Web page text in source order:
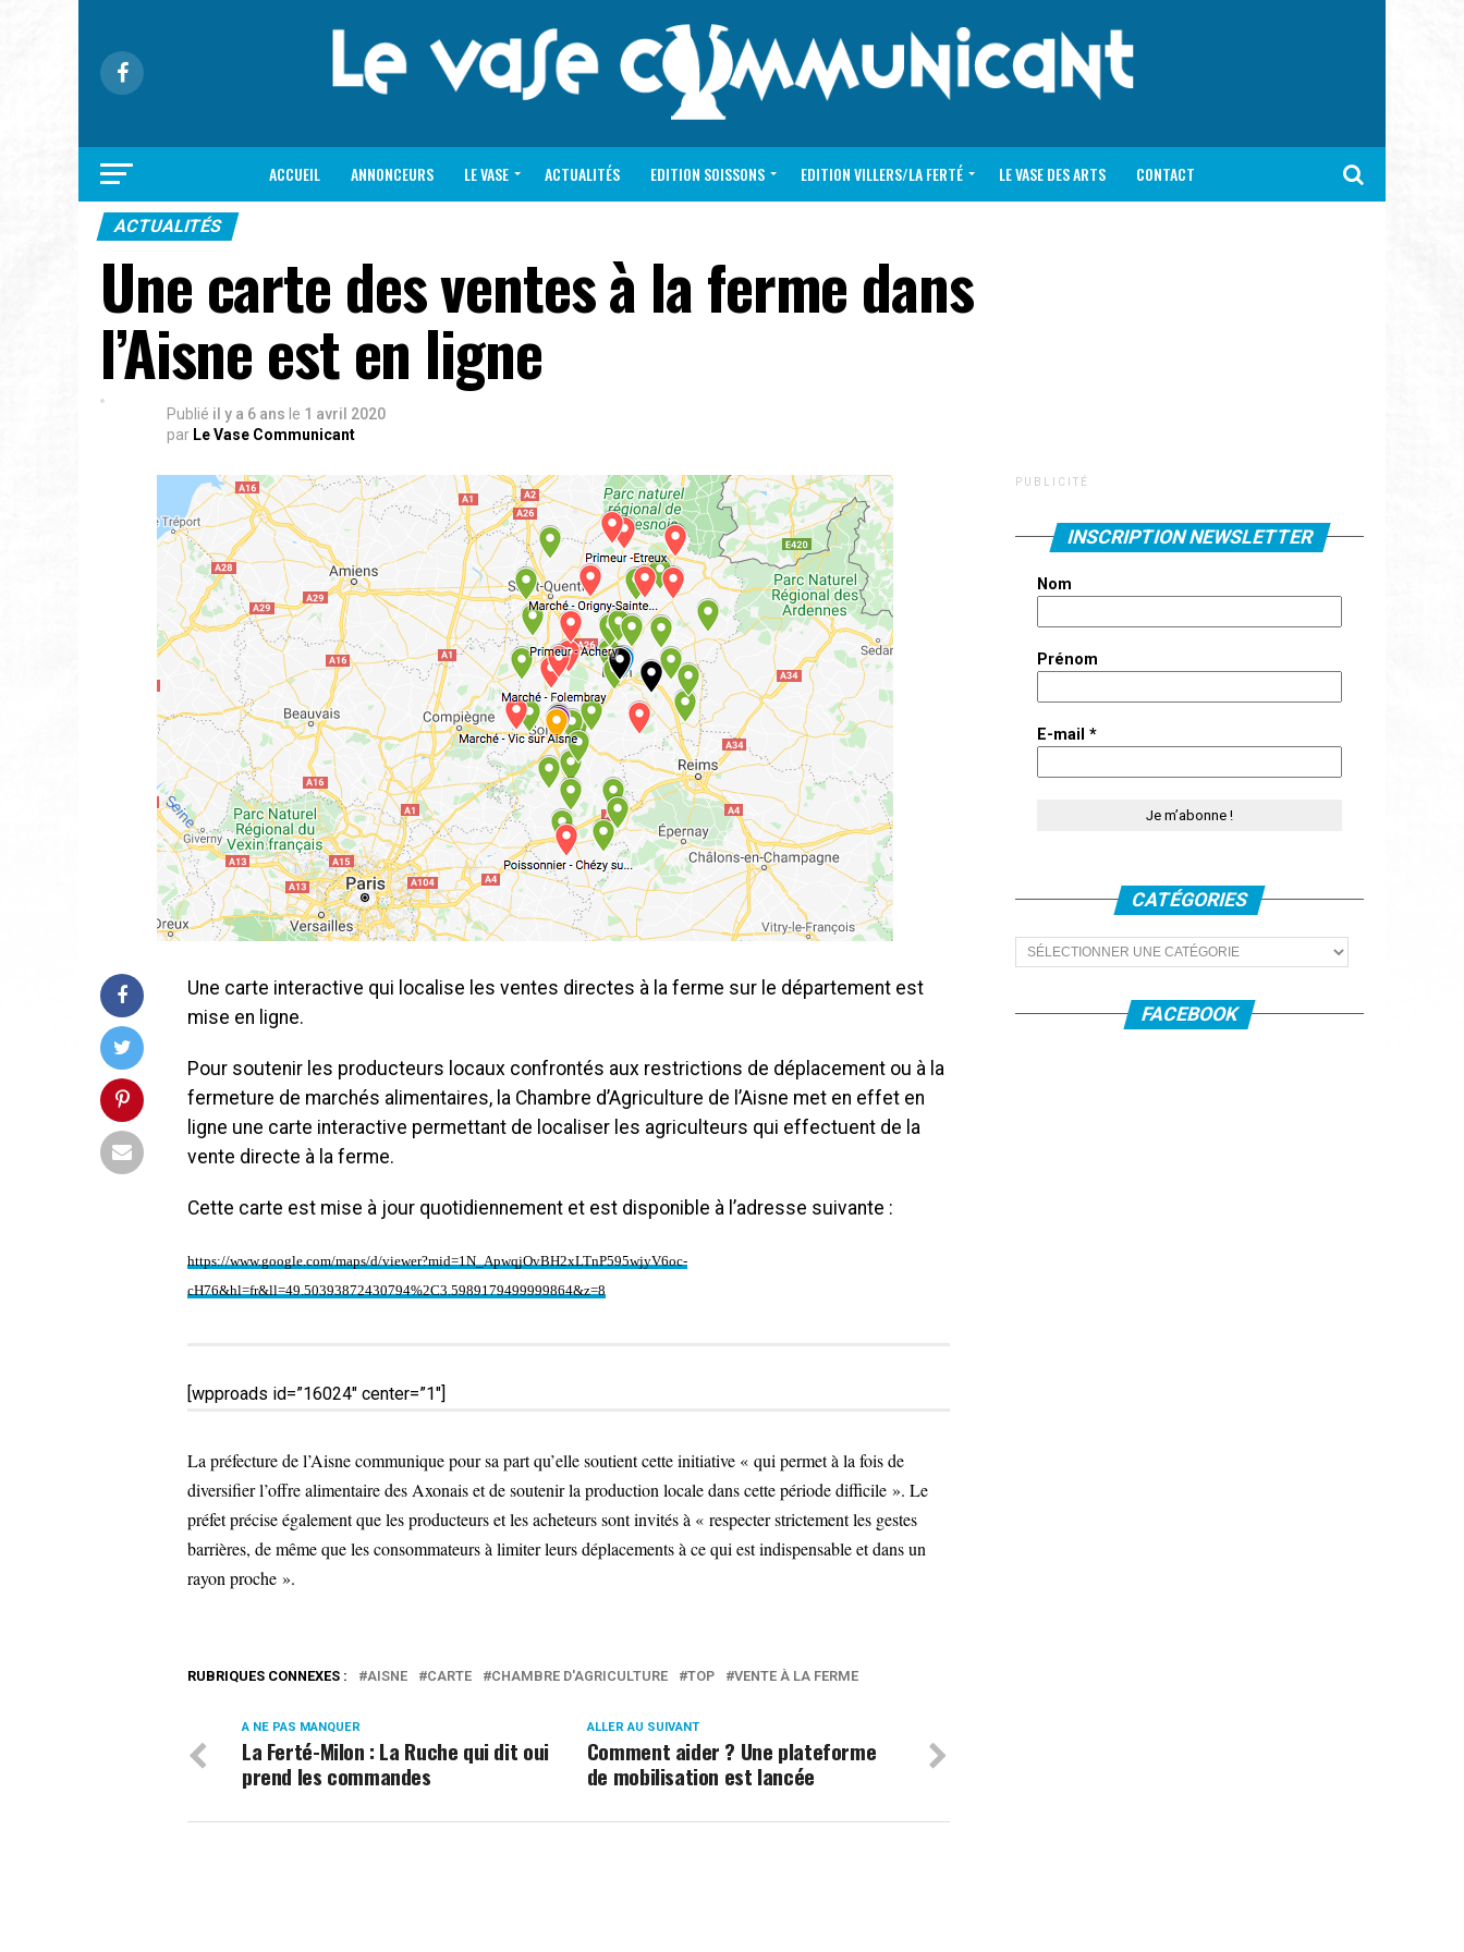
ACCUEIL ANNONCEURS LE VASE ACTUALITÉS EDITION SOISSONS EDITION VILLERS/LA FERTÉ LE VASE DES ARTS CONTACT
ACTUALITÉS
Une carte des ventes à la ferme dans
l’Aisne est en ligne
Publié il y a 6 ans le 1 avril 2020
par Le Vase Communicant
Une carte interactive qui localise les ventes directes à la ferme sur le département est
mise en ligne.
Pour soutenir les producteurs locaux confrontés aux restrictions de déplacement ou à la
fermeture de marchés alimentaires, la Chambre d’Agriculture de l’Aisne met en effet en
ligne une carte interactive permettant de localiser les agriculteurs qui effectuent de la
vente directe à la ferme.
Cette carte est mise à jour quotidiennement et est disponible à l’adresse suivante :
https://www.google.com/maps/d/viewer?mid=1N_ApwqjOvBH2xLTnP595wjyV6oc-
cH76&hl=fr&ll=49.50393872430794%2C3.5989179499999864&z=8
[wpproads id=”16024″ center=”1″]
La préfecture de l’Aisne communique pour sa part qu’elle soutient cette initiative « qui permet à la fois de
diversifier l’offre alimentaire des Axonais et de soutenir la production locale dans cette période difficile ». Le
préfet précise également que les producteurs et les acheteurs sont invités à « respecter strictement les gestes
barrières, de même que les consommateurs à limiter leurs déplacements à ce qui est indispensable et dans un
rayon proche ».
RUBRIQUES CONNEXES : AISNE CARTE CHAMBRE D'AGRICULTURE TOP VENTE À LA FERME
ALLER AU SUIVANT
Comment aider ? Une plateforme
de mobilisation est lancée
A NE PAS MANQUER
La Ferté-Milon : La Ruche qui dit oui
prend les commandes
P U B L I C I T É
INSCRIPTION NEWSLETTER
Nom
Prénom
E-mail *
CATÉGORIES
Catégories
FACEBOOK